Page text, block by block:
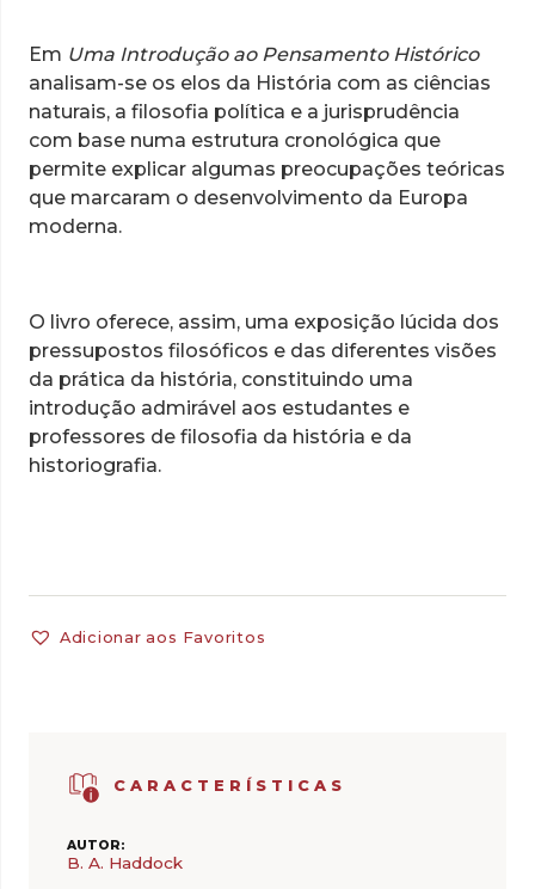
CARACTERÍSTICAS
AUTOR:
B. A. Haddock
Em Uma Introdução ao Pensamento Histórico
analisam-se os elos da História com as ciências
naturais, a filosofia política e a jurisprudência
com base numa estrutura cronológica que
permite explicar algumas preocupações teóricas
que marcaram o desenvolvimento da Europa
moderna.
O livro oferece, assim, uma exposição lúcida dos
pressupostos filosóficos e das diferentes visões
da prática da história, constituindo uma
introdução admirável aos estudantes e
professores de filosofia da história e da
historiografia.
Adicionar aos Favoritos